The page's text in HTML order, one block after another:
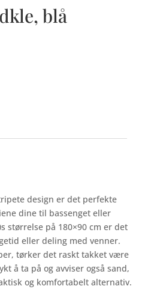
blå
design er det perfekte
dine til bassenget eller
størrelse på 180×90 cm er det
eller deling med venner.
tørker det raskt takket være
å ta på og avviser også sand,
og komfortabelt alternativ.